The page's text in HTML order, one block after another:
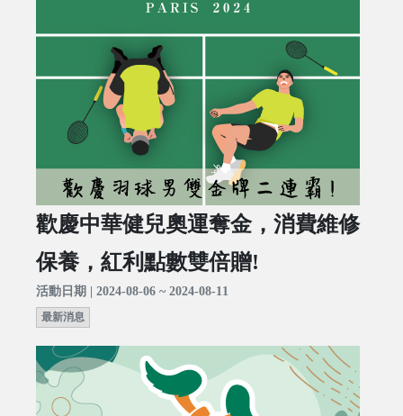
歡慶中華健兒奧運奪金，消費維修
保養，紅利點數雙倍贈!
活動日期 | 2024-08-06 ~ 2024-08-11
最新消息